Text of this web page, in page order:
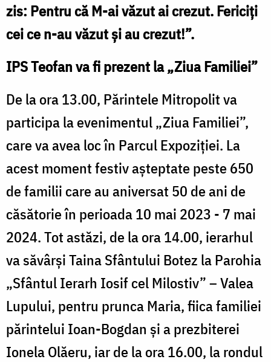
zis: Pentru că M-ai văzut ai crezut. Fericiți
cei ce n-au văzut și au crezut!”.
IPS Teofan va fi prezent la „Ziua Familiei”
De la ora 13.00, Părintele Mitropolit va
participa la evenimentul „Ziua Familiei”,
care va avea loc în Parcul Expoziției. La
acest moment festiv așteptate peste 650
de familii care au aniversat 50 de ani de
căsătorie în perioada 10 mai 2023 - 7 mai
2024. Tot astăzi, de la ora 14.00, ierarhul
va săvârși Taina Sfântului Botez la Parohia
„Sfântul Ierarh Iosif cel Milostiv” – Valea
Lupului, pentru prunca Maria, fiica familiei
părintelui Ioan-Bogdan şi a prezbiterei
Ionela Olăeru, iar de la ora 16.00, la rondul